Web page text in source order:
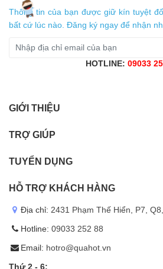
Thông tin của bạn được giữ kín tuyệt
bất cứ lúc nào. Đăng ký ngay để nhận
HOTLINE: 09033
GIỚI THIỆU
TRỢ GIÚP
TUYỂN DỤNG
HỖ TRỢ KHÁCH HÀNG
Địa chỉ: 2431 Phạm Thế Hiển, P7,
Hotline: 09033 252 88
Email: hotro@quahot.vn
Thứ 2 - 6: